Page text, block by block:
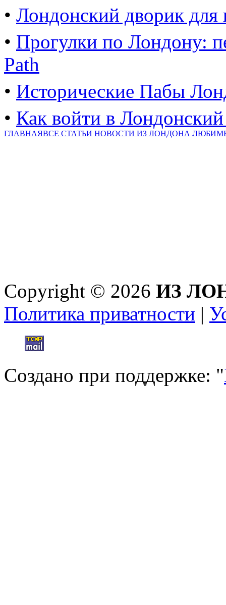
• Лондонский дворик для
• Прогулки по Лондону:
Path
• Исторические Пабы
• Как войти в
ГЛАВНАЯВСЕ СТАТЬИ НОВОСТИ ИЗ ЛОНДОНА
Copyright © 2026 ИЗ
Политика приватности |
Создано при поддержке: "